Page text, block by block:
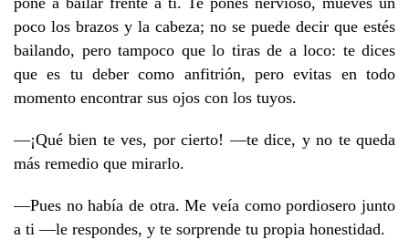
poco los brazos y la cabeza; no se puede decir que estés
bailando, pero tampoco que lo tiras de a loco: te dices
que es tu deber como anfitrión, pero evitas en todo
momento encontrar sus ojos con los tuyos.
—¡Qué bien te ves, por cierto! —te dice, y no te queda
más remedio que mirarlo.
—Pues no había de otra. Me veía como pordiosero junto
a ti —le respondes, y te sorprende tu propia honestidad.